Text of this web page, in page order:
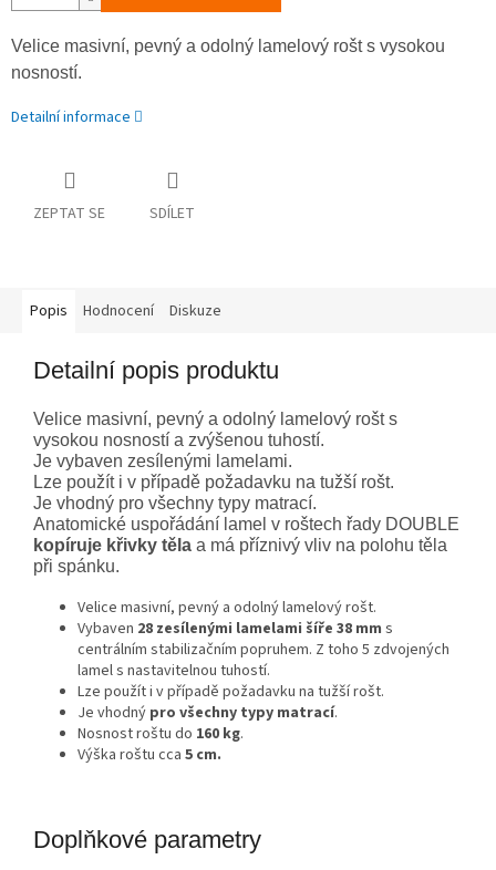
Velice masivní, pevný a odolný lamelový rošt s vysokou
nosností.
Detailní informace
ZEPTAT SE SDÍLET
Popis Hodnocení Diskuze
Detailní popis produktu
Velice masivní, pevný a odolný lamelový rošt s
vysokou nosností a zvýšenou tuhostí.
Je vybaven zesílenými lamelami.
Lze použít i v případě požadavku na tužší rošt.
Je vhodný pro všechny typy matrací.
Anatomické uspořádání lamel v roštech řady DOUBLE
kopíruje křivky těla a má příznivý vliv na polohu těla
při spánku.
Velice masivní, pevný a odolný lamelový rošt.
Vybaven 28 zesílenými lamelami šíře 38 mm s
centrálním stabilizačním popruhem. Z toho 5 zdvojených
lamel s nastavitelnou tuhostí.
Lze použít i v případě požadavku na tužší rošt.
Je vhodný pro všechny typy matrací.
Nosnost roštu do 160 kg.
Výška roštu cca 5 cm.
Doplňkové parametry